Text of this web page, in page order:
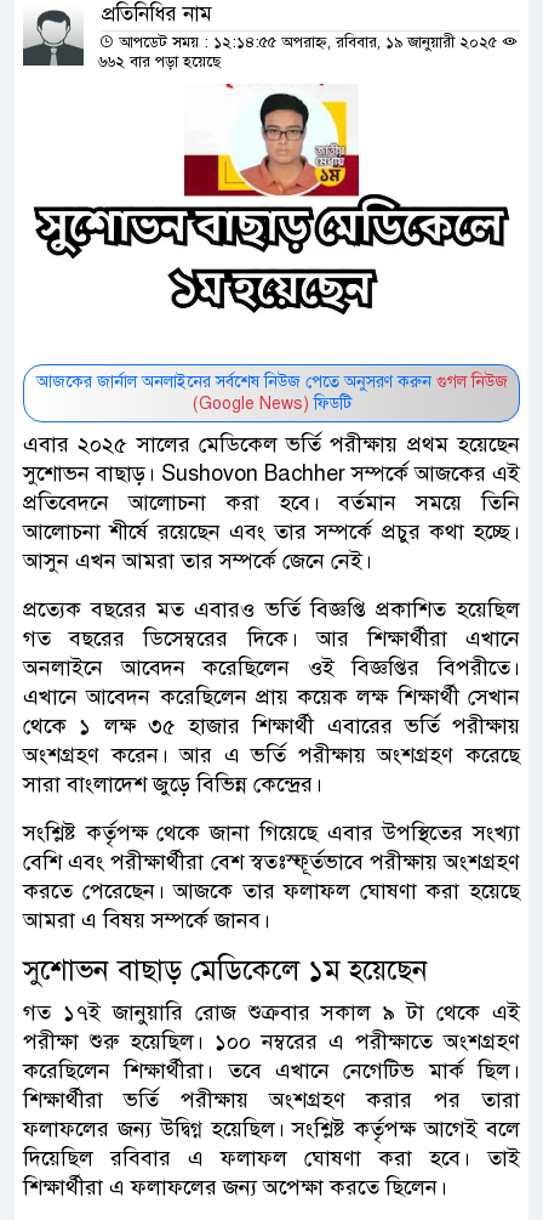
প্রতিনিধির নাম
আপডেট সময় : ১২:১৪:৫৫ অপরাহ্ন, রবিবার, ১৯ জানুয়ারী ২০২৫
৬৬২ বার পড়া হয়েছে
আজকের জার্নাল অনলাইনের সর্বশেষ নিউজ পেতে অনুসরণ করুন গুগল নিউজ
(Google News) ফিডটি
এবার ২০২৫ সালের মেডিকেল ভর্তি পরীক্ষায় প্রথম হয়েছেন
সুশোভন বাছাড়। Sushovon Bachher সম্পর্কে আজকের এই
প্রতিবেদনে আলোচনা করা হবে। বর্তমান সময়ে তিনি
আলোচনা শীর্ষে রয়েছেন এবং তার সম্পর্কে প্রচুর কথা হচ্ছে।
আসুন এখন আমরা তার সম্পর্কে জেনে নেই।
প্রত্যেক বছরের মত এবারও ভর্তি বিজ্ঞপ্তি প্রকাশিত হয়েছিল
গত বছরের ডিসেম্বরের দিকে। আর শিক্ষার্থীরা এখানে
অনলাইনে আবেদন করেছিলেন ওই বিজ্ঞপ্তির বিপরীতে।
এখানে আবেদন করেছিলেন প্রায় কয়েক লক্ষ শিক্ষার্থী সেখান
থেকে ১ লক্ষ ৩৫ হাজার শিক্ষার্থী এবারের ভর্তি পরীক্ষায়
অংশগ্রহণ করেন। আর এ ভর্তি পরীক্ষায় অংশগ্রহণ করেছে
সারা বাংলাদেশ জুড়ে বিভিন্ন কেন্দ্রের।
সংশ্লিষ্ট কর্তৃপক্ষ থেকে জানা গিয়েছে এবার উপস্থিতের সংখ্যা
বেশি এবং পরীক্ষার্থীরা বেশ স্বতঃস্ফূর্তভাবে পরীক্ষায় অংশগ্রহণ
করতে পেরেছেন। আজকে তার ফলাফল ঘোষণা করা হয়েছে
আমরা এ বিষয় সম্পর্কে জানব।
সুশোভন বাছাড় মেডিকেলে ১ম হয়েছেন
গত ১৭ই জানুয়ারি রোজ শুক্রবার সকাল ৯ টা থেকে এই
পরীক্ষা শুরু হয়েছিল। ১০০ নম্বরের এ পরীক্ষাতে অংশগ্রহণ
করেছিলেন শিক্ষার্থীরা। তবে এখানে নেগেটিভ মার্ক ছিল।
শিক্ষার্থীরা ভর্তি পরীক্ষায় অংশগ্রহণ করার পর তারা
ফলাফলের জন্য উদ্বিগ্ন হয়েছিল। সংশ্লিষ্ট কর্তৃপক্ষ আগেই বলে
দিয়েছিল রবিবার এ ফলাফল ঘোষণা করা হবে। তাই
শিক্ষার্থীরা এ ফলাফলের জন্য অপেক্ষা করতে ছিলেন।